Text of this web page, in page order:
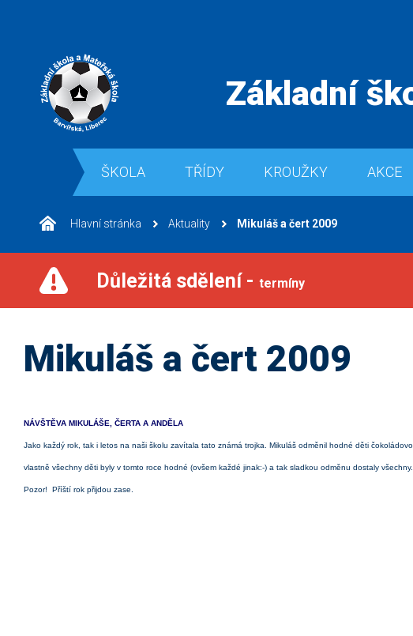
Základní
ŠKOLA TŘÍDY KROUŽKY AKCE
Hlavní stránka Aktuality Mikuláš a čert 2009
Důležitá sdělení - termíny
Mikuláš a čert 2009
NÁVŠTĚVA MIKULÁŠE, ČERTA A ANDĚLA
Jako každý rok, tak i letos na naši školu zavítala tato známá trojka. Mikuláš odměnil hodné děti
vlastně všechny děti byly v tomto roce hodné (ovšem každé jinak:-) a tak sladkou odměnu dostaly všechny.
Pozor! Příští rok přijdou zase.